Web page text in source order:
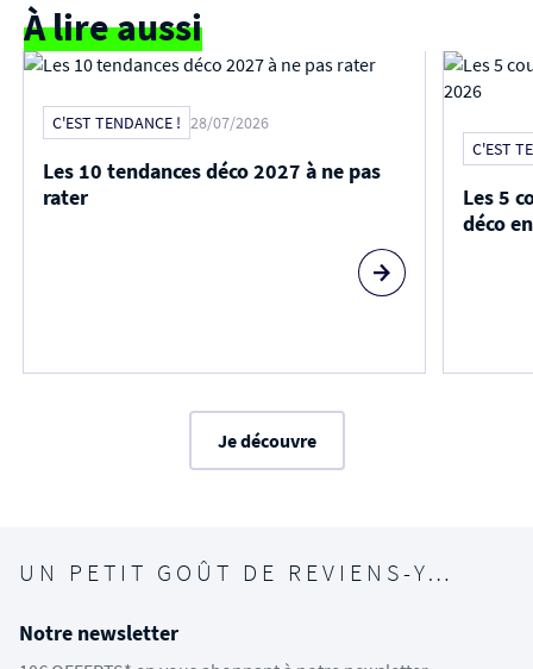
À lire aussi
C'EST TENDANCE ! 28/07/2026
Les 10 tendances déco 2027 à ne pas
rater
C'EST
Les 5
déco
Je découvre
UN PETIT GOÛT DE REVIENS-Y…
Notre newsletter